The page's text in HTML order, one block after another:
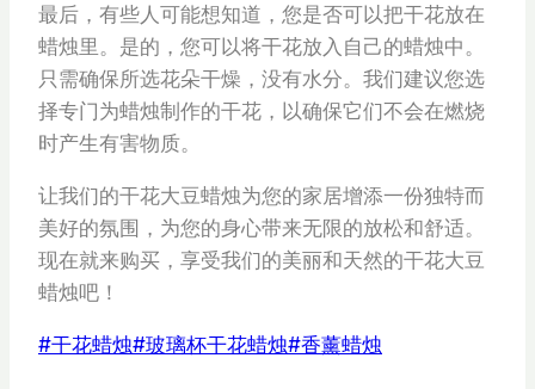
最后，有些人可能想知道，您是否可以把干花放在
蜡烛里。是的，您可以将干花放入自己的蜡烛中。
只需确保所选花朵干燥，没有水分。我们建议您选
择专门为蜡烛制作的干花，以确保它们不会在燃烧
时产生有害物质。
让我们的干花大豆蜡烛为您的家居增添一份独特而
美好的氛围，为您的身心带来无限的放松和舒适。
现在就来购买，享受我们的美丽和天然的干花大豆
蜡烛吧！
文
#干花蜡烛#玻璃杯干花蜡烛#香薰蜡烛